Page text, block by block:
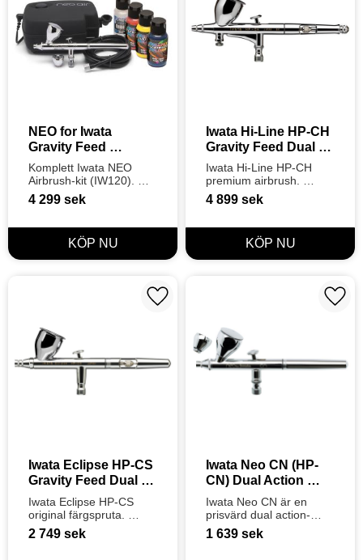
NEO for Iwata
Gravity Feed
Airbrushing Kit with
NEO CN
Komplett Iwata NEO
Airbrush-kit (IW120).
Innehåller NEO CN-
färgspruta, tyst
Createx-färger,
rengöring och online-
guide.
4 299 sek
Iwata Hi-Line HP-CH
Gravity Feed Dual
Action Airbrush
Iwata Hi-Line HP-CH
premium airbrush.
Toppmatad Dual Action
med unik MAC-ventil för
nålstopp för maximal
precision.
4 899 sek
Iwata Eclipse HP-CS
Gravity Feed Dual
Action Airbrush
Iwata Eclipse HP-CS
original färgspruta.
Mångsidig Dual Action
med 7 ml kopp.
2 749 sek
Lägg till i favoriter
Iwata Neo CN (HP-
CN) Dual Action
Airbrush
Iwata Neo CN är en
prisvärd dual action-
airbrush av hög kvalitet.
Perfekt för nybörjare
1 639 sek